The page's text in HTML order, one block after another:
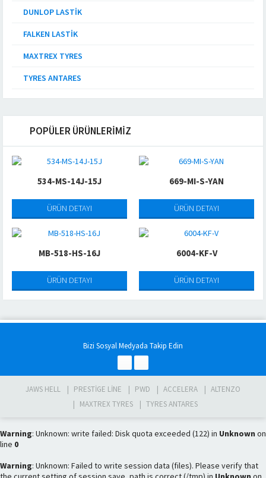
DUNLOP LASTIK
FALKEN LASTIK
MAXTREX TYRES
TYRES ANTARES
POPÜLER ÜRÜNLERİMİZ
534-MS-14J-15J
ÜRÜN DETAYI
669-MI-S-YAN
ÜRÜN DETAYI
MB-518-HS-16J
ÜRÜN DETAYI
6004-KF-V
ÜRÜN DETAYI
Bizi Sosyal Medyada Takip Edin
JAWS HELL PRESTIGE LINE PWD ACCELERA
ALTENZO
MAXTREX TYRES
TYRES ANTARES
Warning: Unknown: write failed: Disk quota exceeded (122) in Unknown on
line 0
Warning: Unknown: Failed to write session data (files). Please verify that